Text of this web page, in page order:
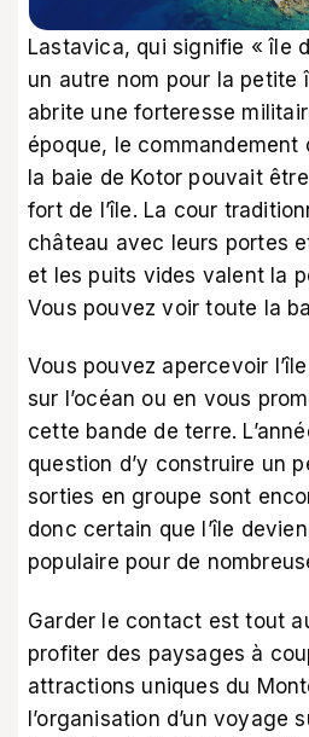
Lastavica, qui signifie « île
un autre nom pour la petite
abrite une forteresse
époque, le commandement
la baie de Kotor pouvait
fort de l’île. La cour
château avec leurs portes
et les puits vides valent la
Vous pouvez voir toute la
Vous pouvez apercevoir
sur l’océan ou en vous
cette bande de terre.
question d’y construire un
sorties en groupe sont
donc certain que l’île
populaire pour de
Garder le contact est tout
profiter des paysages à
attractions uniques du
l’organisation d’un voyage